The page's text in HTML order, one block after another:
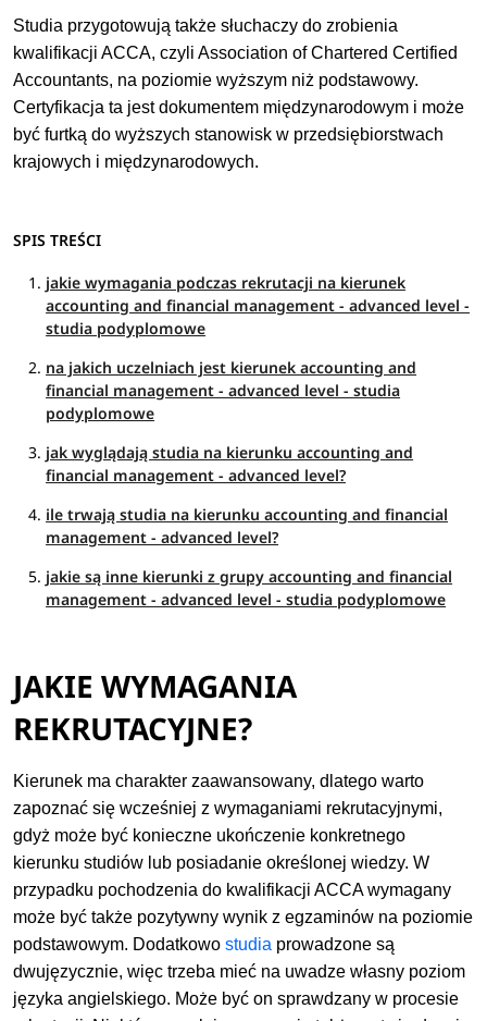
Studia przygotowują także słuchaczy do zrobienia
kwalifikacji ACCA, czyli Association of Chartered Certified
Accountants, na poziomie wyższym niż podstawowy.
Certyfikacja ta jest dokumentem międzynarodowym i może
być furtką do wyższych stanowisk w przedsiębiorstwach
krajowych i międzynarodowych.
SPIS TREŚCI
jakie wymagania podczas rekrutacji na kierunek
accounting and financial management - advanced level -
studia podyplomowe
na jakich uczelniach jest kierunek accounting and
financial management - advanced level - studia
podyplomowe
jak wyglądają studia na kierunku accounting and
financial management - advanced level?
ile trwają studia na kierunku accounting and financial
management - advanced level?
jakie są inne kierunki z grupy accounting and financial
management - advanced level - studia podyplomowe
JAKIE WYMAGANIA
REKRUTACYJNE?
Kierunek ma charakter zaawansowany, dlatego warto
zapoznać się wcześniej z wymaganiami rekrutacyjnymi,
gdyż może być konieczne ukończenie konkretnego
kierunku studiów lub posiadanie określonej wiedzy. W
przypadku pochodzenia do kwalifikacji ACCA wymagany
może być także pozytywny wynik z egzaminów na poziomie
podstawowym. Dodatkowostudia prowadzone są
dwujęzycznie, więc trzeba mieć na uwadze własny poziom
języka angielskiego. Może być on sprawdzany w procesie